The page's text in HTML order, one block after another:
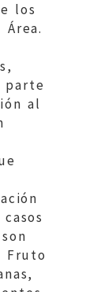
los
Área.
parte
al
Fruto